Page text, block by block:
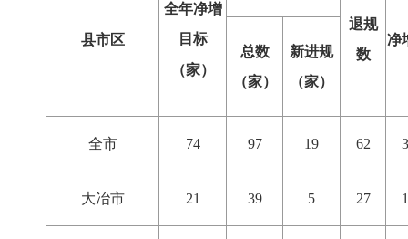
县市区
全年净增
目标
（家）
退规
数
净
总数
（家）
新进规
（家）
全市 74 97 19 62
大冶市 21 39 5 27